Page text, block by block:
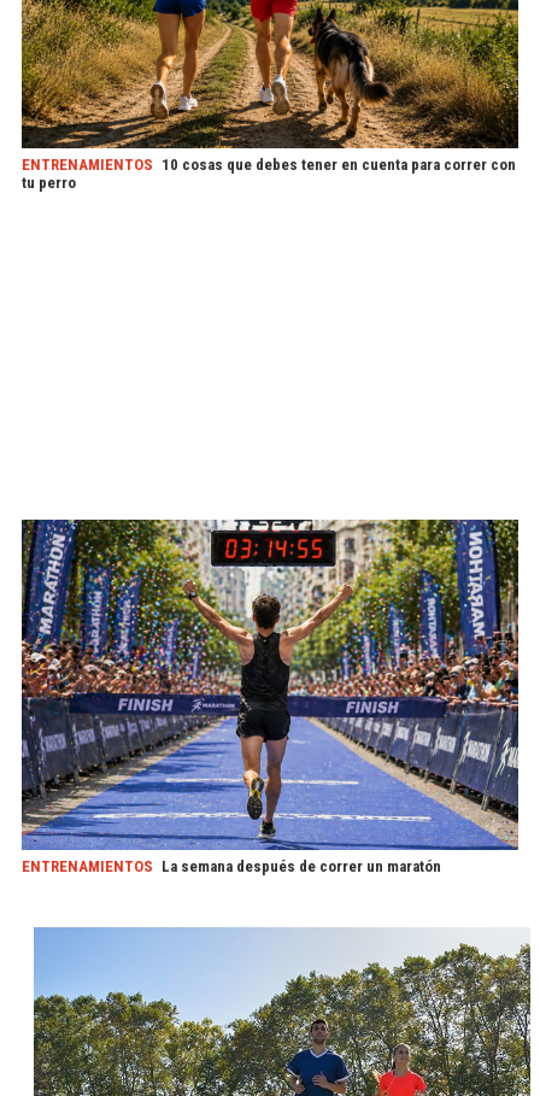
ENTRENAMIENTOS 10 cosas que debes tener en cuenta para correr con
tu perro
ENTRENAMIENTOS La semana después de correr un maratón